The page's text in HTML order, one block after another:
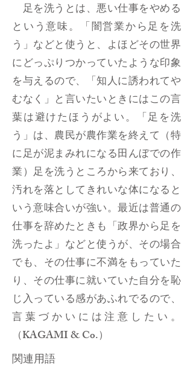
足を洗うとは、悪い仕事をやめる
という意味。「闇営業から足を洗
う」などと使うと、よほどその世界
にどっぷりつかっていたような印象
を与えるので、「知人に誘われてや
むなく」と言いたいときにはこの言
葉は避けたほうがよい。「足を洗
う」は、農民が農作業を終えて（特
に足が泥まみれになる田んぼでの作
業）足を洗うところから来ており、
汚れを落としてきれいな体になると
いう意味合いが強い。最近は普通の
仕事を辞めたときも「政界から足を
洗ったよ」などと使うが、その場合
でも、その仕事に不満をもっていた
り、その仕事に就いていた自分を恥
じ入っている感があふれでるので、
言葉づかいには注意したい。
（KAGAMI & Co.）
関連用語